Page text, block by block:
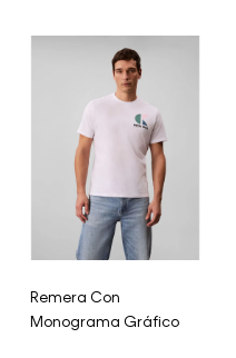
Remera Con
Monograma Gráfico